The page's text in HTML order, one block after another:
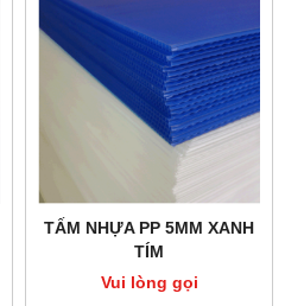
TẤM NHỰA PP 5MM XANH
TÍM
Vui lòng gọi